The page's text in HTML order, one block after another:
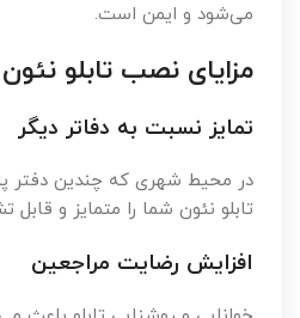
می‌شود و ایمن است.
مزایای نصب تابلو
تمایز نسبت به دفاتر دیگر
در محیط شهری که چندین دفتر
تابلو نئون شما را متمایز و
افزایش رضایت مراجعین